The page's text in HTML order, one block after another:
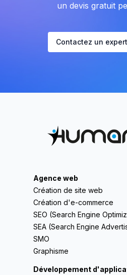
un devis gratuit
Contactez un
Agence web
Création de site web
Création d'e-commerce
SEO (Search Engine
SEA (Search Engine
SMO
Graphisme
Développement